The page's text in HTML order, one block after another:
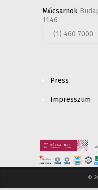
Műcsarnok
1146
(1) 460 7000
Press
Impresszum
©